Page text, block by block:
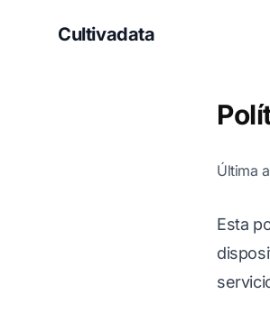
Cultivadata
Última
Esta